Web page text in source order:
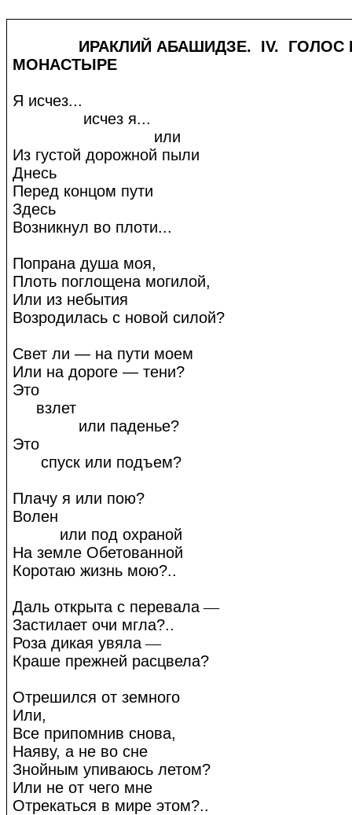
ИРАКЛИЙ АБАШИДЗЕ. IV. ГОЛОС В
МОНАСТЫРЕ
Я исчез...
исчез я...
или
Из густой дорожной пыли
Днесь
Перед концом пути
Здесь
Возникнул во плоти...
Попрана душа моя,
Плоть поглощена могилой,
Или из небытия
Возродилась с новой силой?
Свет ли — на пути моем
Или на дороге — тени?
Это
взлет
или паденье?
Это
спуск или подъем?
Плачу я или пою?
Волен
или под охраной
На земле Обетованной
Коротаю жизнь мою?..
Даль открыта с перевала—
Застилает очи мгла?..
Роза дикая увяла—
Краше прежней расцвела?
Отрешился от земного
Или,
Все припомнив снова,
Наяву, а не во сне
Знойным упиваюсь летом?
Или не от чего мне
Отрекаться в мире этом?..